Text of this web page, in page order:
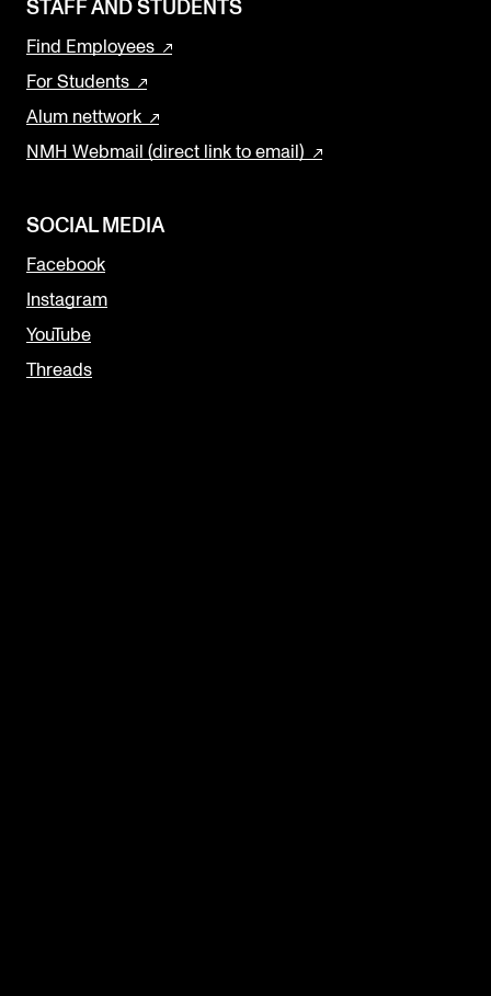
STAFF AND STUDENTS
Find Employees
For Students
Alum nettwork
NMH Webmail (direct link to email)
SOCIAL MEDIA
Facebook
Instagram
YouTube
Threads